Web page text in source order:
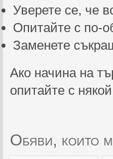
Уверете се, че
Опитайте с по-
Заменете
Ако начина на
опитайте с
Обяви, които